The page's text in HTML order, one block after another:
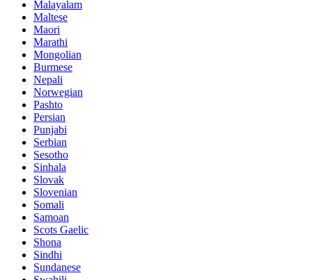
Malayalam
Maltese
Maori
Marathi
Mongolian
Burmese
Nepali
Norwegian
Pashto
Persian
Punjabi
Serbian
Sesotho
Sinhala
Slovak
Slovenian
Somali
Samoan
Scots Gaelic
Shona
Sindhi
Sundanese